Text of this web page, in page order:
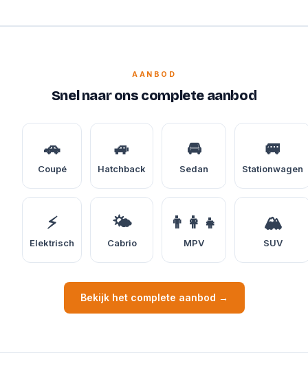
AANBOD
Snel naar ons complete aanbod
🚗
Coupé
🚙
Hatchback
🚘
Sedan
🚐
Stationwagen
⚡
Elektrisch
🌤️
Cabrio
👨‍👩‍👧
MPV
🏔️
SUV
Bekijk het complete aanbod →